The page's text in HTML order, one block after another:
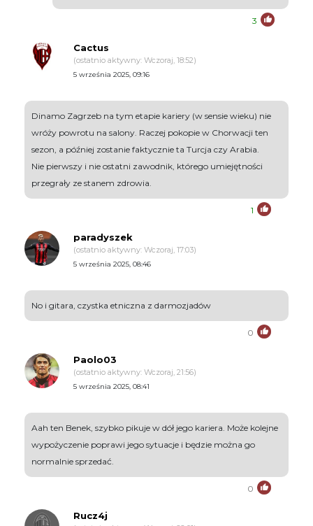
3
Cactus
(ostatnio aktywny: Wczoraj, 18:52)
5 września 2025, 09:16
Dinamo Zagrzeb na tym etapie kariery (w sensie wieku) nie
wróży powrotu na salony. Raczej pokopie w Chorwacji ten
sezon, a później zostanie faktycznie ta Turcja czy Arabia.
Nie pierwszy i nie ostatni zawodnik, którego umiejętności
przegrały ze stanem zdrowia.
1
paradyszek
(ostatnio aktywny: Wczoraj, 17:03)
5 września 2025, 08:46
No i gitara, czystka etniczna z darmozjadów
0
Paolo03
(ostatnio aktywny: Wczoraj, 21:56)
5 września 2025, 08:41
Aah ten Benek, szybko pikuje w dół jego kariera. Może kolejne
wypożyczenie poprawi jego sytuacje i będzie można go
normalnie sprzedać.
0
Rucz4j